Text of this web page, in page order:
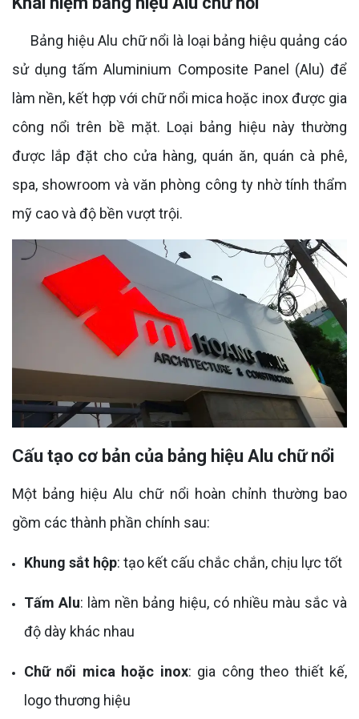
Bảng hiệu Alu chữ nổi là loại bảng hiệu quảng cáo
sử dụng tấm Aluminium Composite Panel (Alu) để
làm nền, kết hợp với chữ nổi mica hoặc inox được gia
công nổi trên bề mặt. Loại bảng hiệu này thường
được lắp đặt cho cửa hàng, quán ăn, quán cà phê,
spa, showroom và văn phòng công ty nhờ tính thẩm
mỹ cao và độ bền vượt trội.
Cấu tạo cơ bản của bảng hiệu Alu chữ nổi
Một bảng hiệu Alu chữ nổi hoàn chỉnh thường bao
gồm các thành phần chính sau:
Khung sắt hộp: tạo kết cấu chắc chắn, chịu lực tốt
Tấm Alu: làm nền bảng hiệu, có nhiều màu sắc và
độ dày khác nhau
Chữ nổi mica hoặc inox: gia công theo thiết kế,
logo thương hiệu